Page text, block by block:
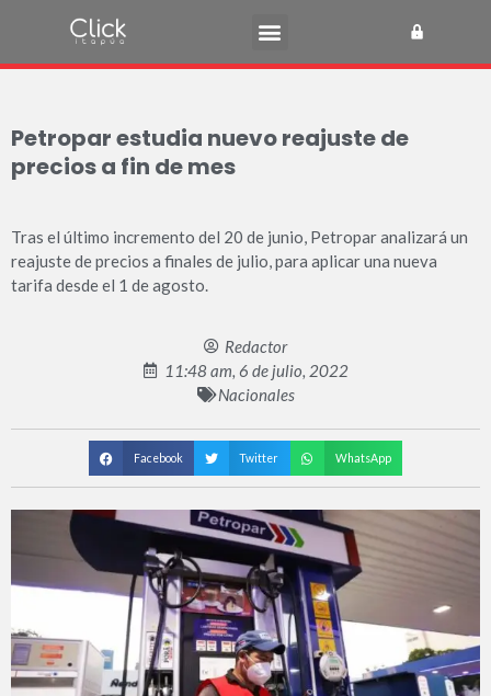
Petropar estudia nuevo reajuste de
precios a fin de mes
Tras el último incremento del 20 de junio, Petropar analizará un
reajuste de precios a finales de julio, para aplicar una nueva
tarifa desde el 1 de agosto.
Redactor
11:48 am, 6 de julio, 2022
Nacionales
Facebook Twitter WhatsApp